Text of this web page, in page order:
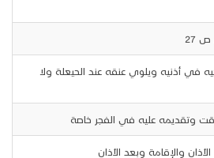
27
في أذنيه ويلوي عنقه عند الحيعلة ولا
وتقديمه عليه في الفجر خاصة
والإقامة وبعد الأذان